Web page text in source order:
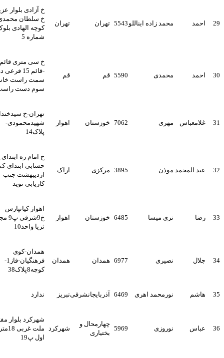
احمد محمد زاده ایناللو5543 تهران تهران
خ آزادی بلوار عزیزی
خ سلطان محمدی
کوچه الهادی بلوک 6
شماره 5
احمد محمدی 5590 قم
خ سی متری قائم
-قائم 15 فرعی دوم
سمت راست خانه
سوم دست راست
غلامعباس مهری 7062 خوزستان اهواز
تهران-خ سیدخندان-خ
شهیدمحمودی-
عبد المحمد موذن 3895 مرکزی
خ امام ره ابتدای خ
حسابی ابتدای ک
اردیبهشت جنب
کاریابی نوید
رضا نری میسا 6485 خوزستان اهواز
اهواز کیانپارس
خ9شرقی پ9 مجتمع
ثریا واحد10
جلال نصیری 6977 همدان همدان
همدان-کوی
فرهنگیان-فاز1-
کوچه8پلاک38
هاشم نورمحمد اهری 6469 آذربایجانشرقیتبریز ندارد
عباس نوروزی 5969
چهارمحال و
بختیاری
شهرکرد
شهرکرد بلوار مفتح خ
ملت غربی 18متری
اول پ19